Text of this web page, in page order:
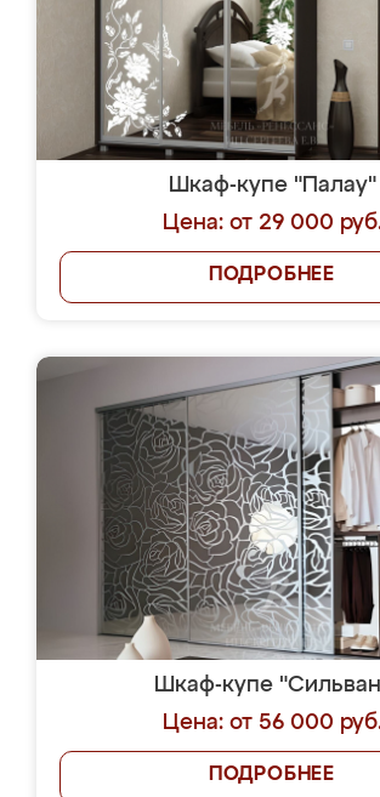
Шкаф-купе "Палау"
Цена: от 29 000
ПОДРОБНЕЕ
Шкаф-купе
Цена: от 56 000
ПОДРОБНЕЕ